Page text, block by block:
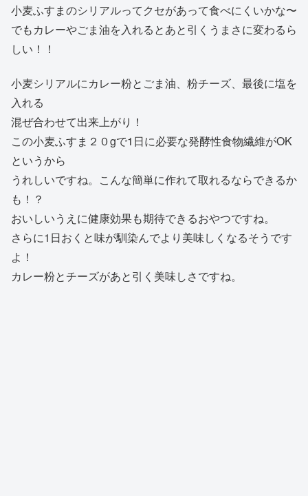
小麦ふすまのシリアルってクセがあって食べにくいかな〜
でもカレーやごま油を入れるとあと引くうまさに変わるら
しい！！
小麦シリアルにカレー粉とごま油、粉チーズ、最後に塩を
入れる
混ぜ合わせて出来上がり！
この小麦ふすま２０gで1日に必要な発酵性食物繊維がOK
というから
うれしいですね。こんな簡単に作れて取れるならできるか
も！？
おいしいうえに健康効果も期待できるおやつですね。
さらに1日おくと味が馴染んでより美味しくなるそうです
よ！
カレー粉とチーズがあと引く美味しさですね。